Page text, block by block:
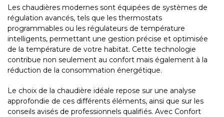
Les chaudières modernes sont équipées de systèmes de
régulation avancés, tels que les thermostats
programmables ou les régulateurs de température
intelligents, permettant une gestion précise et optimisée
de la température de votre habitat. Cette technologie
contribue non seulement au confort mais également à la
réduction de la consommation énergétique.
Le choix de la chaudière idéale repose sur une analyse
approfondie de ces différents éléments, ainsi que sur les
conseils avisés de professionnels qualifiés. Avec Confort